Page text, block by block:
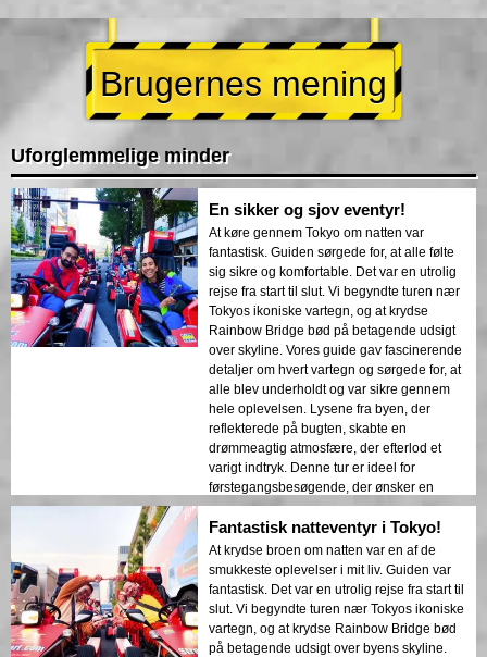
Brugernes mening
Uforglemmelige minder
En sikker og sjov eventyr!
At køre gennem Tokyo om natten var
fantastisk. Guiden sørgede for, at alle følte
sig sikre og komfortable. Det var en utrolig
rejse fra start til slut. Vi begyndte turen nær
Tokyos ikoniske vartegn, og at krydse
Rainbow Bridge bød på betagende udsigt
over skyline. Vores guide gav fascinerende
detaljer om hvert vartegn og sørgede for, at
alle blev underholdt og var sikre gennem
hele oplevelsen. Lysene fra byen, der
reflekterede på bugten, skabte en
drømmeagtig atmosfære, der efterlod et
varigt indtryk. Denne tur er ideel for
førstegangsbesøgende, der ønsker en
blanding af eventyr og sightseeing.
Kontrasten mellem Tokyos moderne
bygninger og historiske områder blev
smukt præsenteret i natlysene. Jeg vil
varmt anbefale denne tur til alle!
Fantastisk natteventyr i Tokyo!
At krydse broen om natten var en af de
smukkeste oplevelser i mit liv. Guiden var
fantastisk. Det var en utrolig rejse fra start til
slut. Vi begyndte turen nær Tokyos ikoniske
vartegn, og at krydse Rainbow Bridge bød
på betagende udsigt over byens skyline.